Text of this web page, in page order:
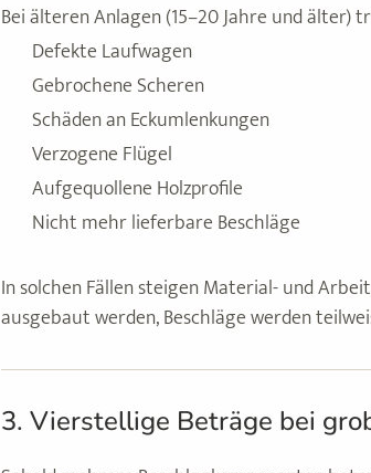
Bei älteren Anlagen (15–20 Jahre und älter)
Defekte Laufwagen
Gebrochene Scheren
Schäden an Eckumlenkungen
Verzogene Flügel
Aufgequollene Holzprofile
Nicht mehr lieferbare Beschläge
In solchen Fällen steigen Material- und
ausgebaut werden, Beschläge werden
3. Vierstellige Beträge bei